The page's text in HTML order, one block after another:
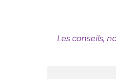
Les conseils,